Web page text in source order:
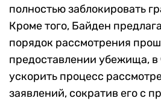
полностью заблокировать
Кроме того, Байден
порядок рассмотрения
предоставлении убежища, в
ускорить процесс
заявлений, сократив его с